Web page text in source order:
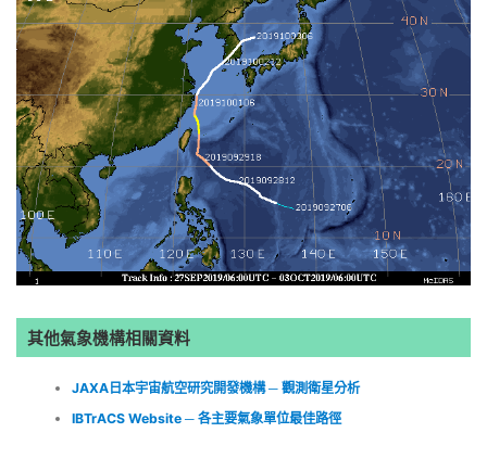
其他氣象機構相關資料
JAXA日本宇宙航空研究開發機構 ─ 觀測衛星分析
IBTrACS Website ─ 各主要氣象單位最佳路徑